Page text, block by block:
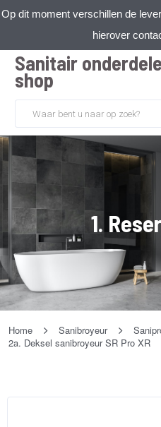
Op dit moment verschillen de
hierover
Sanitair
shop
1.
Home Sanibroyeur
2a. Deksel sanibroyeur SR Pro XR